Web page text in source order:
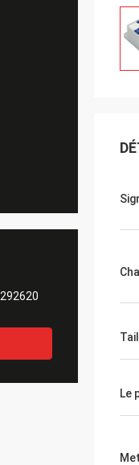
Le